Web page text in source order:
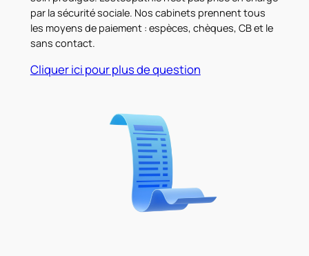
par la sécurité sociale. Nos cabinets prennent tous
les moyens de paiement : espèces, chèques, CB et le
sans contact.
Cliquer ici pour plus de question